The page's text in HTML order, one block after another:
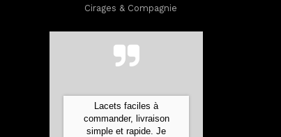
Cirages & Compagnie
Lacets faciles à
commander, livraison
simple et rapide. Je